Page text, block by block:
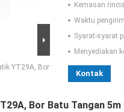
YT29A, Bor
Kemasan
Waktu
Syarat-syarat
Menyediakan
Kontak
Bor Batu Tangan 5m